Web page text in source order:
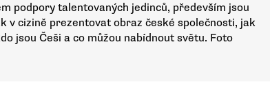
podpory talentovaných jedinců, především jsou
v cizině prezentovat obraz české společnosti, jak
jsou Češi a co můžou nabídnout světu. Foto